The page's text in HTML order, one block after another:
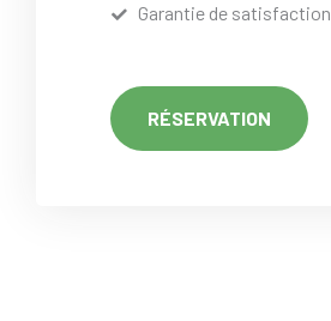
Garantie de satisfaction
RÉSERVATION